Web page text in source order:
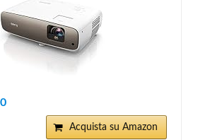
Acquista su Amazon